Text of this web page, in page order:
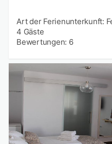
Art der Ferienunterkunft:
4 Gäste
Bewertungen: 6